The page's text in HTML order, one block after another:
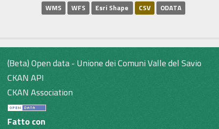
WMS WFS Esri Shape CSV ODATA
(Beta) Open data - Unione dei Comuni Valle del Savio
CKAN API
CKAN Association
Fatto con